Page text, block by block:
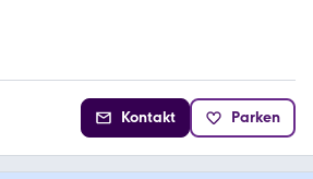
Kontakt Parken